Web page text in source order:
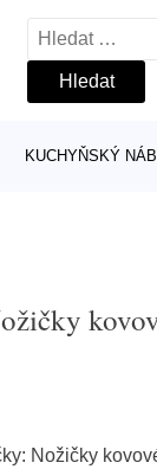
Vyhledávání
KUCHYŇSKÝ
Nožičky